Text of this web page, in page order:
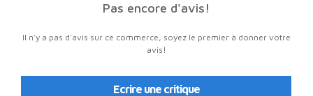
Pas encore d'avis!
Il n'y a pas d'avis sur ce commerce, soyez le premier à donner votre
avis!
Ecrire une critique